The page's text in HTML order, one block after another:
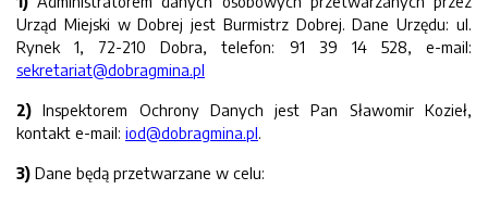
Urząd Miejski w Dobrej jest Burmistrz Dobrej. Dane Urzędu: ul.
Rynek 1, 72-210 Dobra, telefon: 91 39 14 528, e-mail:
sekretariat@dobragmina.pl
2) Inspektorem Ochrony Danych jest Pan Sławomir Kozieł,
kontakt e-mail: iod@dobragmina.pl.
3) Dane będą przetwarzane w celu: